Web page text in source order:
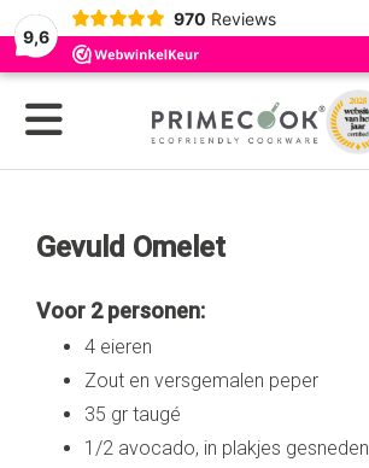
9,6
970 Reviews
Gevuld Omelet
Voor 2 personen:
4 eieren
Zout en versgemalen peper
35 gr taugé
1/2 avocado, in plakjes gesneden